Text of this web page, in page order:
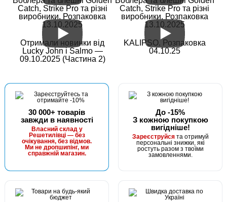
Catch, Strike Pro та різні
виробники. Розпаковка
13.10.2025
Catch, Strike Pro та різні
виробники. Розпаковка
13.10.2025
Отримали новинки від
Lucky John і Salmo —
09.10.2025 (Частина 2)
KALIPSO. Розпаковка
04.10.25
30 000+ товарів
завжди в наявності
Власний склад у
Решетилівці — без
очікування, без відмов.
Ми не дропшипінг, ми
справжній магазин.
До -15%
З кожною покупкою
вигідніше!
Зареєструйсята отримуй
персональні знижки, які
ростуть разом з твоїми
замовленнями.